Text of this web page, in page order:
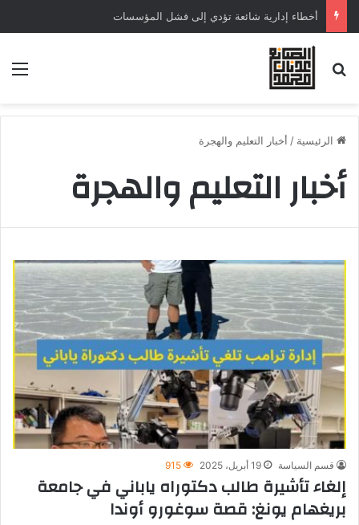
أخطاء إدارية شائعة تؤدي إلى فشل المؤسسات
الرئيسية / أخبار التعليم والهجرة
أخبار التعليم والهجرة
قسم السياسة 19 أبريل، 2025 915
إلغاء تأشيرة طالب دكتوراه ياباني في جامعة
بريغهام يونغ: قصة سوغورو أوندا